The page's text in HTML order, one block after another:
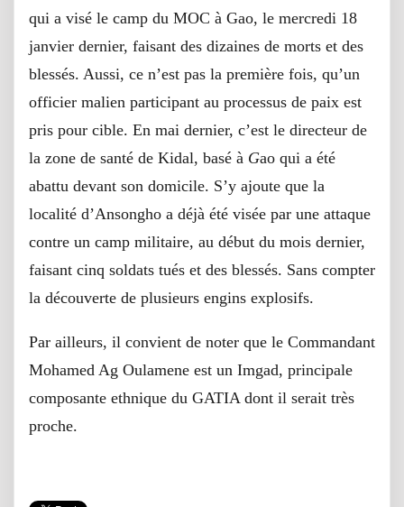
qui a visé le camp du MOC à Gao, le mercredi 18
janvier dernier, faisant des dizaines de morts et des
blessés. Aussi, ce n’est pas la première fois, qu’un
officier malien participant au processus de paix est
pris pour cible. En mai dernier, c’est le directeur de
la zone de santé de Kidal, basé à Gao qui a été
abattu devant son domicile. S’y ajoute que la
localité d’Ansongho a déjà été visée par une attaque
contre un camp militaire, au début du mois dernier,
faisant cinq soldats tués et des blessés. Sans compter
la découverte de plusieurs engins explosifs.
Par ailleurs, il convient de noter que le Commandant
Mohamed Ag Oulamene est un Imgad, principale
composante ethnique du GATIA dont il serait très
proche.